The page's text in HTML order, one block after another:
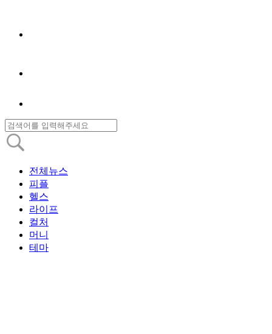
전체뉴스
피플
헬스
라이프
컬처
머니
테마